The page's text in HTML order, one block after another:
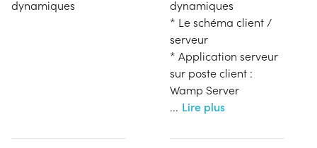
dynamiques
dynamiques
* Le schéma client /
serveur
* Application serveur
sur poste client :
Wamp Server
... Lire plus